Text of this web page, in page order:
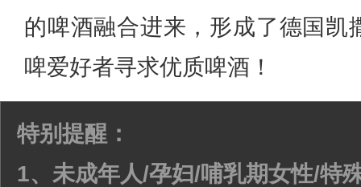
的啤酒融合进来，形成了德国凯
啤爱好者寻求优质啤酒！
特别提醒：
1、未成年人/孕妇/哺乳期女性/特